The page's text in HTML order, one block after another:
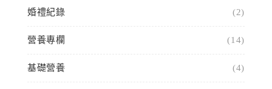
婚禮紀錄 (2)
營養專欄 (14)
基礎營養 (4)